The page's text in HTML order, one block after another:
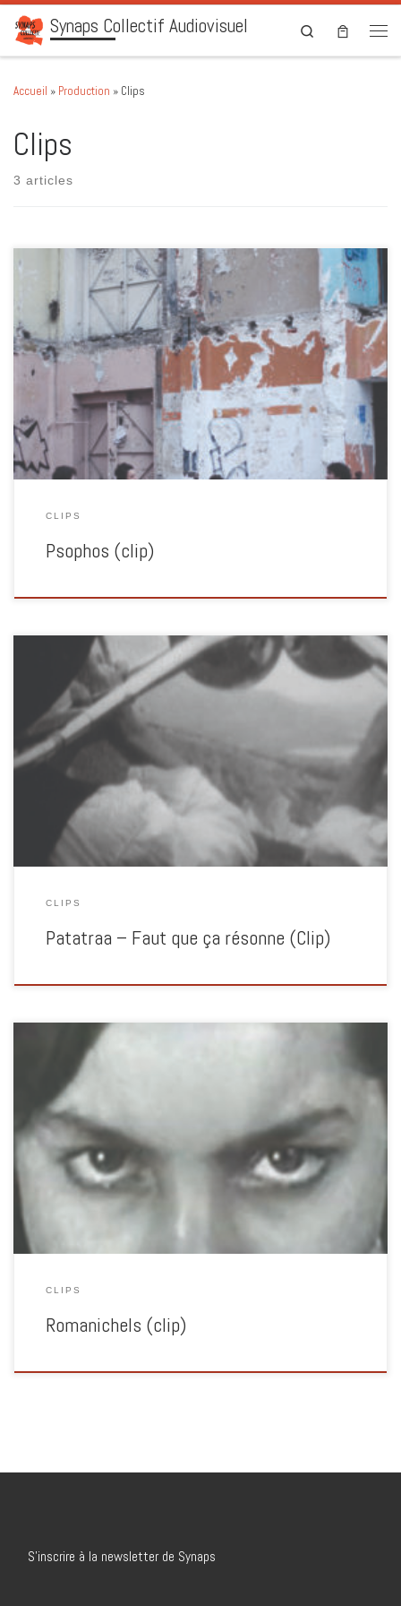
Skip to content
Synaps Collectif Audiovisuel
Search
Accueil » Production » Clips
Clips
3 articles
CLIPS
Psophos (clip)
CLIPS
Patatraa – Faut que ça résonne (Clip)
CLIPS
Romanichels (clip)
S’inscrire à la newsletter de Synaps